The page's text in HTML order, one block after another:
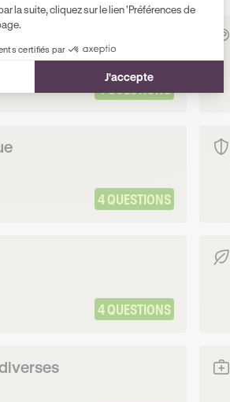
routière
4 QUESTIONS
4 QUESTIONS
4 QUESTIONS
la suite, cliquez sur le lien 'Préférences de
certifiés par
J'accepte